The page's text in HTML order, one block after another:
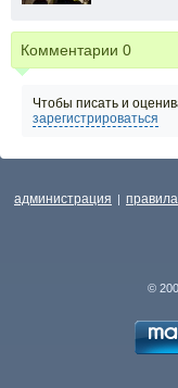
Комментарии 0
Чтобы писать и
зарегистрироваться
администрация | правила
©